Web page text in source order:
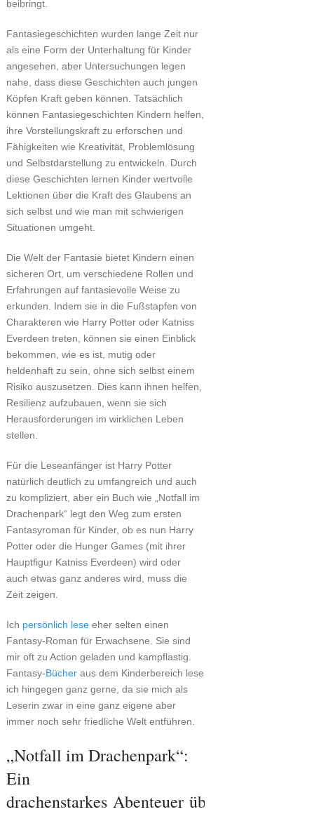
beibringt.
Fantasiegeschichten wurden lange Zeit nur
als eine Form der Unterhaltung für Kinder
angesehen, aber Untersuchungen legen
nahe, dass diese Geschichten auch jungen
Köpfen Kraft geben können. Tatsächlich
können Fantasiegeschichten Kindern helfen,
ihre Vorstellungskraft zu erforschen und
Fähigkeiten wie Kreativität, Problemlösung
und Selbstdarstellung zu entwickeln. Durch
diese Geschichten lernen Kinder wertvolle
Lektionen über die Kraft des Glaubens an
sich selbst und wie man mit schwierigen
Situationen umgeht.
Die Welt der Fantasie bietet Kindern einen
sicheren Ort, um verschiedene Rollen und
Erfahrungen auf fantasievolle Weise zu
erkunden. Indem sie in die Fußstapfen von
Charakteren wie Harry Potter oder Katniss
Everdeen treten, können sie einen Einblick
bekommen, wie es ist, mutig oder
heldenhaft zu sein, ohne sich selbst einem
Risiko auszusetzen. Dies kann ihnen helfen,
Resilienz aufzubauen, wenn sie sich
Herausforderungen im wirklichen Leben
stellen.
Für die Leseanfänger ist Harry Potter
natürlich deutlich zu umfangreich und auch
zu kompliziert, aber ein Buch wie „Notfall im
Drachenpark“ legt den Weg zum ersten
Fantasyroman für Kinder, ob es nun Harry
Potter oder die Hunger Games (mit ihrer
Hauptfigur Katniss Everdeen) wird oder
auch etwas ganz anderes wird, muss die
Zeit zeigen.
Ich persönlich leseeher selten einen
Fantasy-Roman für Erwachsene. Sie sind
mir oft zu Action geladen und kampflastig.
Fantasy-Bücheraus dem Kinderbereich lese
ich hingegen ganz gerne, da sie mich als
Leserin zwar in eine ganz eigene aber
immer noch sehr friedliche Welt entführen.
„Notfall im Drachenpark“:
Ein
drachenstarkes Abenteuer über